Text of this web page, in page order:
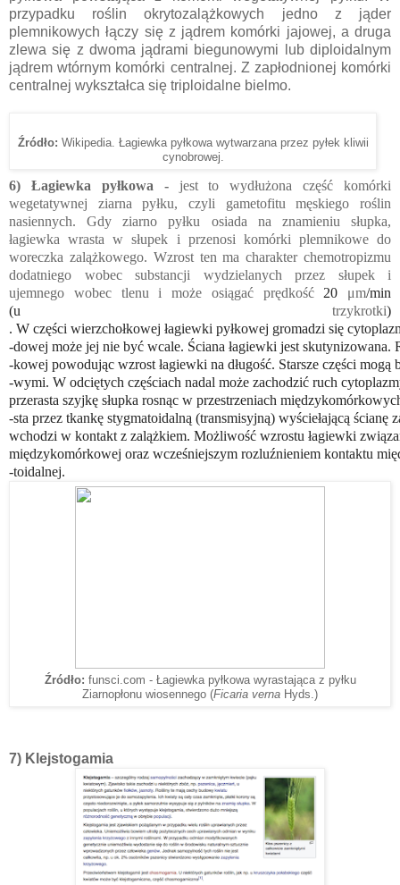
przypadku roślin okrytozalążkowych jedno z jąder
plemnikowych łączy się z jądrem komórki jajowej, a druga
zlewa się z dwoma jądrami biegunowymi lub diploidalnym
jądrem wtórnym komórki centralnej. Z zapłodnionej komórki
centralnej wykształca się triploidalne bielmo.
Źródło: Wikipedia. Łagiewka pyłkowa wytwarzana przez pyłek kliwii
cynobrowej.
6) Łagiewka pyłkowa - jest to wydłużona część komórki
wegetatywnej ziarna pyłku, czyli gametofitu męskiego roślin
nasiennych. Gdy ziarno pyłku osiada na znamieniu słupka,
łagiewka wrasta w słupek i przenosi komórki plemnikowe do
woreczka zalążkowego. Wzrost ten ma charakter chemotropizmu
dodatniego wobec substancji wydzielanych przez słupek i
ujemnego wobec tlenu i może osiągać prędkość 20 μm/min
(u trzykrotki)
. W części wierzchołkowej łagiewki pyłkowej gromadzi się
-dowej może jej nie być wcale. Ściana łagiewki jest skutynizowana.
-kowej powodując wzrost łagiewki na długość. Starsze części
-wymi. W odciętych częściach nadal może zachodzić ruch
przerasta szyjkę słupka rosnąc w przestrzeniach
-sta przez tkankę stygmatoidalną (transmisyjną) wyściełającą ścianę
wchodzi w kontakt z zalążkiem. Możliwość wzrostu łagiewki
międzykomórkowej oraz wcześniejszym rozluźnieniem kontaktu
-toidalnej.
Źródło: funsci.com - Łagiewka pyłkowa wyrastająca z pyłku
Ziarnopłonu wiosennego (Ficaria verna Hyds.)
7) Klejstogamia